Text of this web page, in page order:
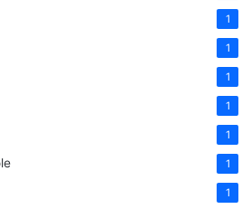
1
1
1
1
1
1
1